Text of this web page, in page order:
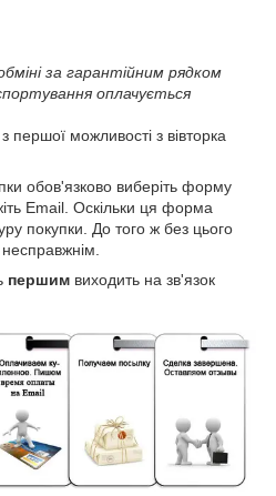
за гарантійним рядком
оплачується
першої можливості з вівторка
обов'язково виберіть форму
Email. Оскільки ця форма
покупки. До того ж без цього
першим виходить на зв'язок